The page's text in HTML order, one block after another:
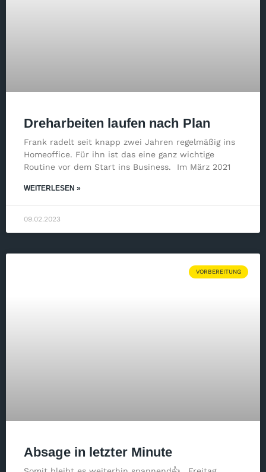
Dreharbeiten laufen nach Plan
Frank radelt seit knapp zwei Jahren regelmäßig ins
Homeoffice. Für ihn ist das eine ganz wichtige
Routine vor dem Start ins Business. Im März 2021
WEITERLESEN »
09.02.2023
VORBEREITUNG
Absage in letzter Minute